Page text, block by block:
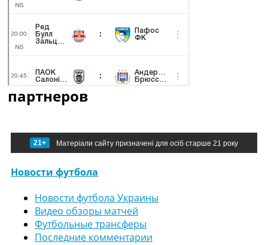
партнеров
21+ Матеріали сайту призначені для осіб старше 21 року
Новости футбола
Новости футбола Украины
Видео обзоры матчей
Футбольные трансферы
Последние комментарии